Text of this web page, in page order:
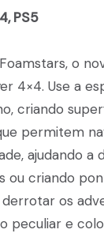
PS5
o
4×4. Use a
criando
permitem
ajudando a
ou criando
os
peculiar e